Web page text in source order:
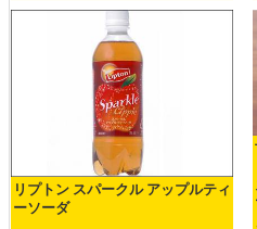
リプトン スパークル アップルティ
ーソーダ